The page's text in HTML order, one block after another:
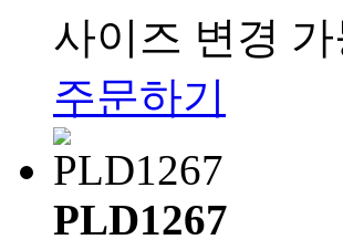
사이즈 변경 가
주문하기
PLD1267